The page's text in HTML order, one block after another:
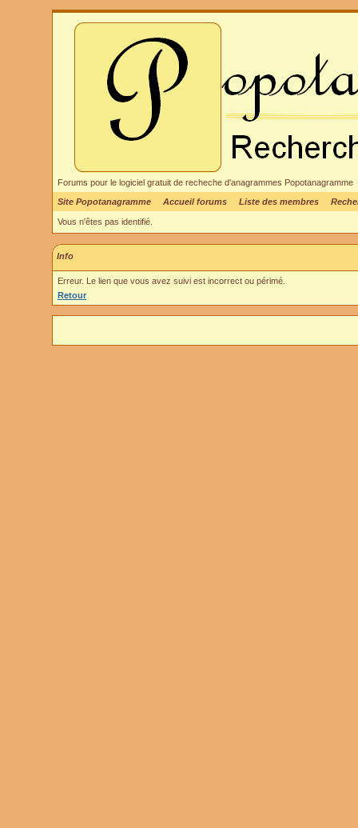
Forums pour le logiciel gratuit de recheche d'anagrammes Popotanagramme
Site Popotanagramme
Accueil forums Liste des membres
Vous n'êtes pas identifié.
Info
Erreur. Le lien que vous avez suivi est incorrect ou périmé.
Retour